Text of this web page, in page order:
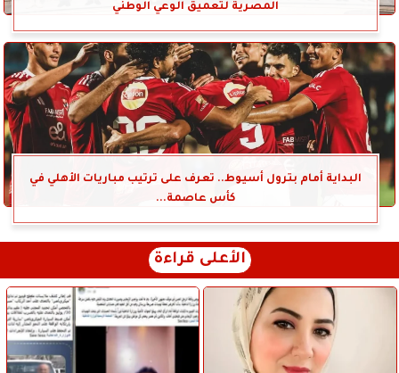
المصرية لتعميق الوعي الوطني
البداية أمام بترول أسيوط.. تعرف على ترتيب مباريات الأهلي في
كأس عاصمة...
الأعلى قراءة